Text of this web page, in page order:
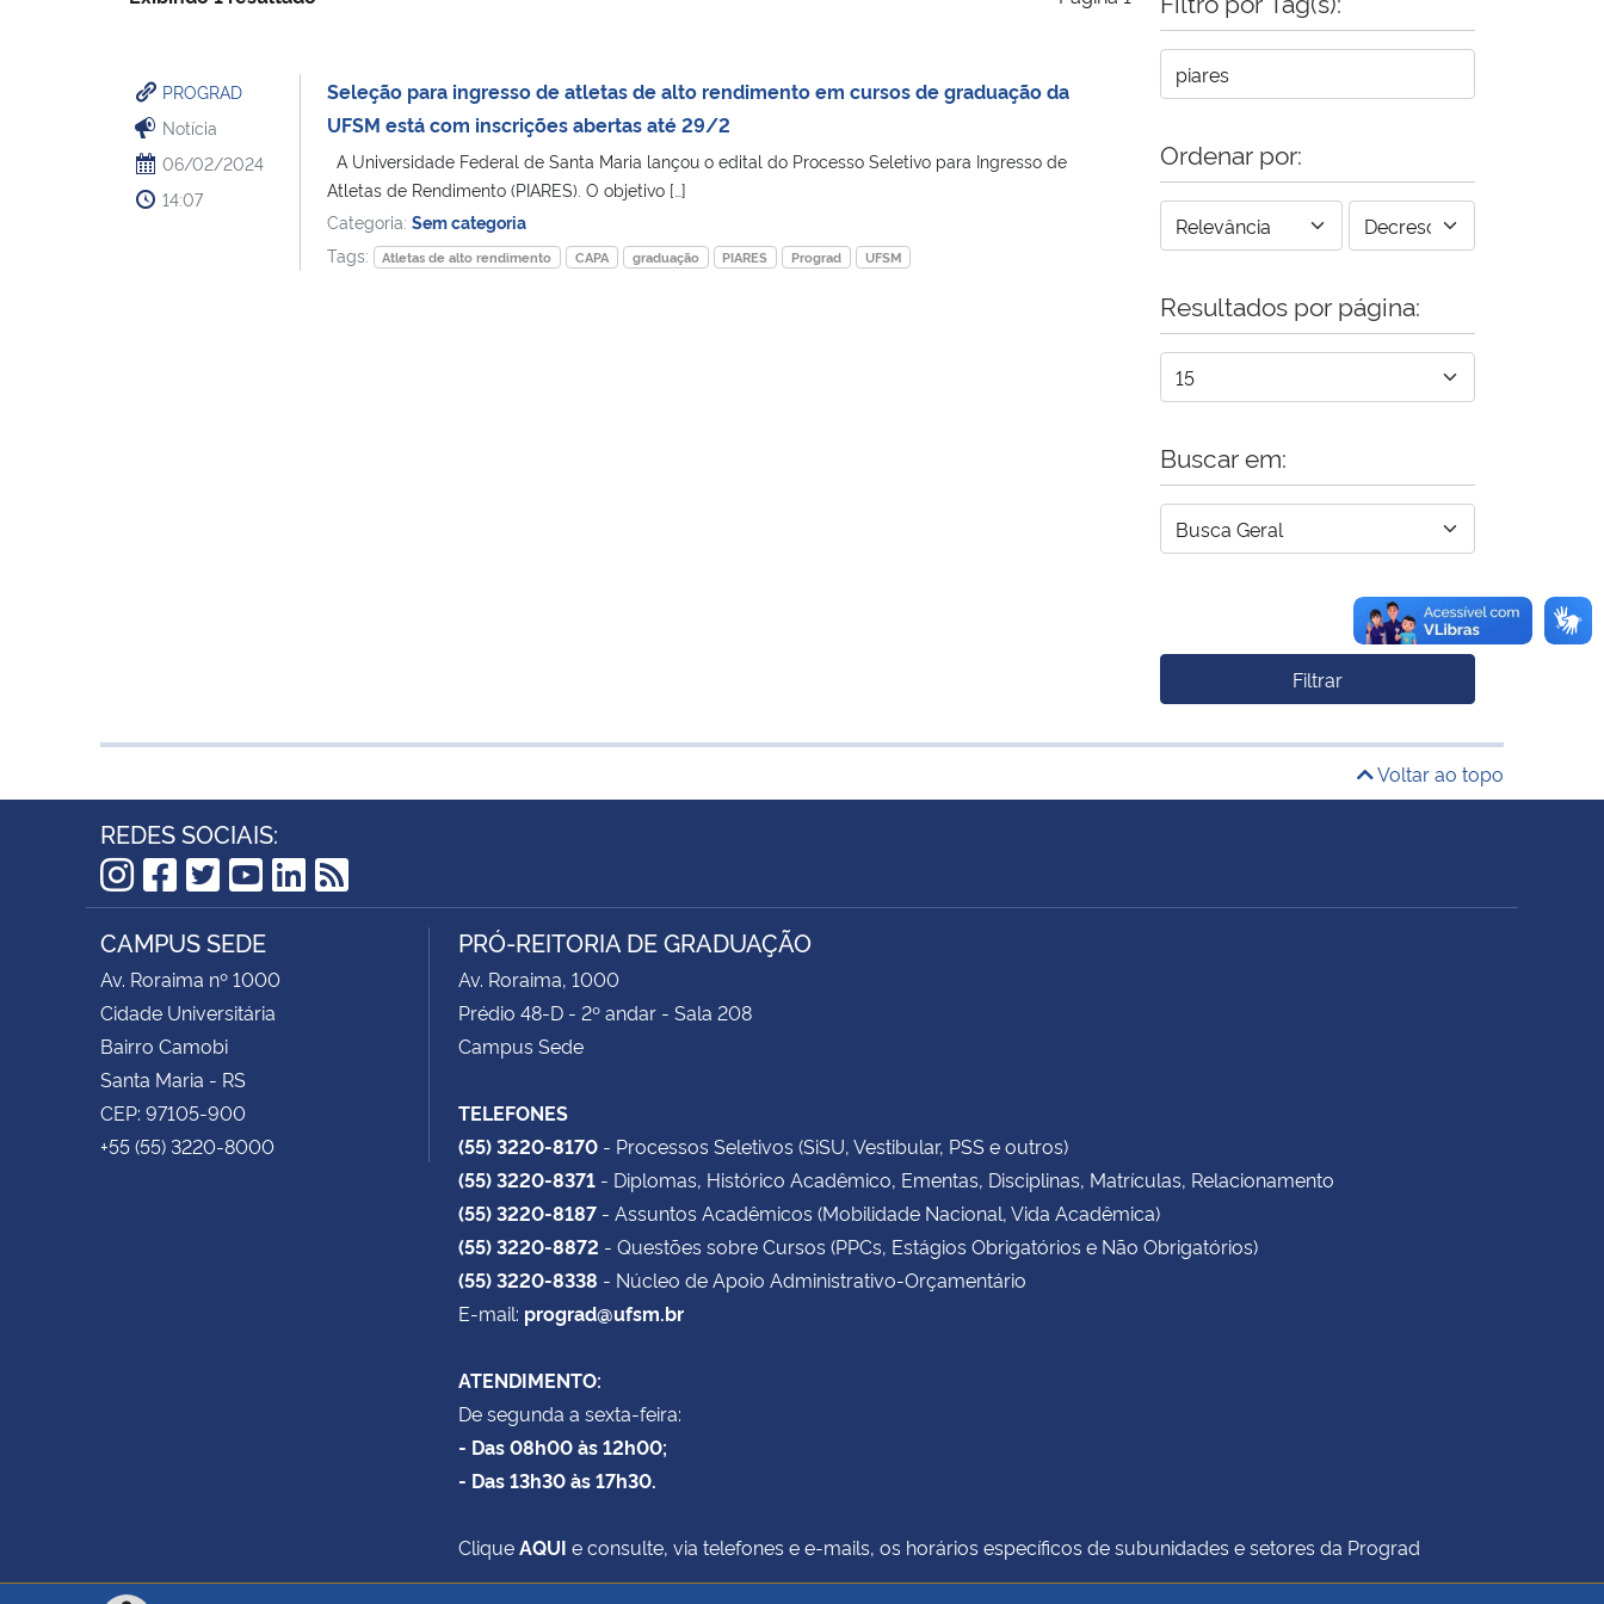
PROGRAD
Notícia
06/02/2024
14:07
Seleção para ingresso de atletas de alto rendimento em cursos de graduação da
UFSM está com inscrições abertas até 29/2
A Universidade Federal de Santa Maria lançou o edital do Processo Seletivo para Ingresso de
Atletas de Rendimento (PIARES). O objetivo […]
Categoria: Sem categoria
Tags:
Atletas de alto rendimento CAPA graduação PIARES Prograd UFSM
Ordenar por:
Resultados por página:
Buscar em:
Filtrar
Voltar ao topo
REDES SOCIAIS:
Instagram
Facebook
Twitter
YouTube
LinkedIn
RSS
CAMPUS SEDE
Av. Roraima nº 1000
Cidade Universitária
Bairro Camobi
Santa Maria - RS
CEP: 97105-900
+55 (55) 3220-8000
PRÓ-REITORIA DE GRADUAÇÃO
Av. Roraima, 1000
Prédio 48-D - 2º andar - Sala 208
Campus Sede
TELEFONES
(55) 3220-8170 - Processos Seletivos (SiSU, Vestibular, PSS e outros)
(55) 3220-8371 - Diplomas, Histórico Acadêmico, Ementas, Disciplinas, Matrículas, Relacionamento
(55) 3220-8187 - Assuntos Acadêmicos (Mobilidade Nacional, Vida Acadêmica)
(55) 3220-8872 - Questões sobre Cursos (PPCs, Estágios Obrigatórios e Não Obrigatórios)
(55) 3220-8338 - Núcleo de Apoio Administrativo-Orçamentário
E-mail: prograd@ufsm.br
ATENDIMENTO:
De segunda a sexta-feira:
- Das 08h00 às 12h00;
- Das 13h30 às 17h30.
CliqueAQUI e consulte, via telefones e e-mails, os horários específicos de subunidades e setores da Prograd